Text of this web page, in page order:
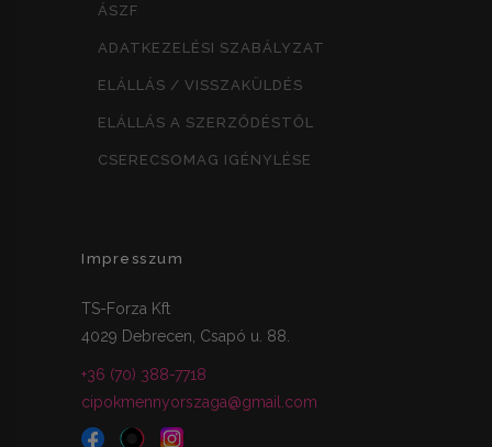
ÁSZF
ADATKEZELÉSI SZABÁLYZAT
ELÁLLÁS / VISSZAKÜLDÉS
ELÁLLÁS A SZERZŐDÉSTŐL
CSERECSOMAG IGÉNYLÉSE
Impresszum
TS-Forza Kft
4029 Debrecen, Csapó u. 88.
+36 (70) 388-7718
cipokmennyorszaga@gmail.com